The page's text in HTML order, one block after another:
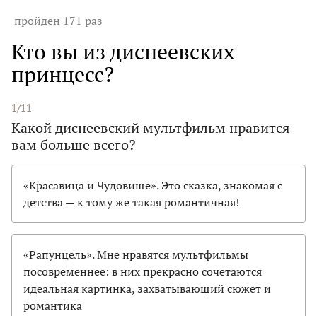
пройден 171 раз
Кто вы из диснеевских
принцесс?
1/11
Какой диснеевский мультфильм нравится
вам больше всего?
«Красавица и Чудовище». Это сказка, знакомая с
детства — к тому же такая романтичная!
«Рапунцель». Мне нравятся мультфильмы
посовременнее: в них прекрасно сочетаются
идеальная картинка, захватывающий сюжет и
романтика